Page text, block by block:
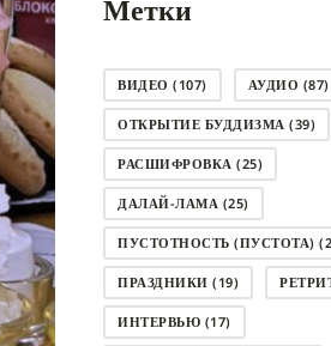
Метки
ВИДЕО (107) АУДИО (87)
ОТКРЫТИЕ БУДДИЗМА (39)
РАСШИФРОВКА (25)
ДАЛАЙ-ЛАМА (25)
ПУСТОТНОСТЬ (ПУСТОТА)
ПРАЗДНИКИ (19)
ИНТЕРВЬЮ (17)